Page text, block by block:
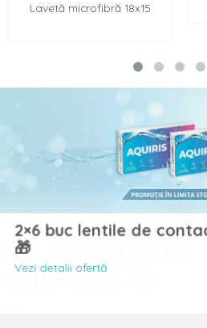
18x15
lentile de
Noutate: Acum livrăm
Sameday Point! 🚀
Vezi detalii